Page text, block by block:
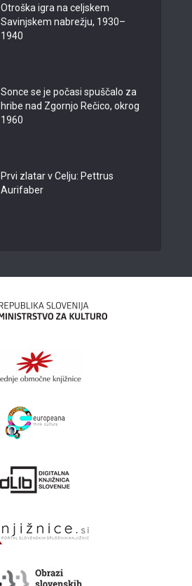
Otroška igra na celjskem
Savinjskem nabrežju, 1930–
1940
Sonce se je počasi spuščalo za
hribe nad Zgornjo Rečico, okrog
1960
Prvi zlatar v Celju: Pettrus
Aurifaber